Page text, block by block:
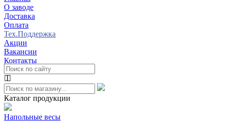
О заводе
Доставка
Оплата
Тех.Поддержка
Акции
Вакансии
Контакты
Каталог продукции
Напольные весы